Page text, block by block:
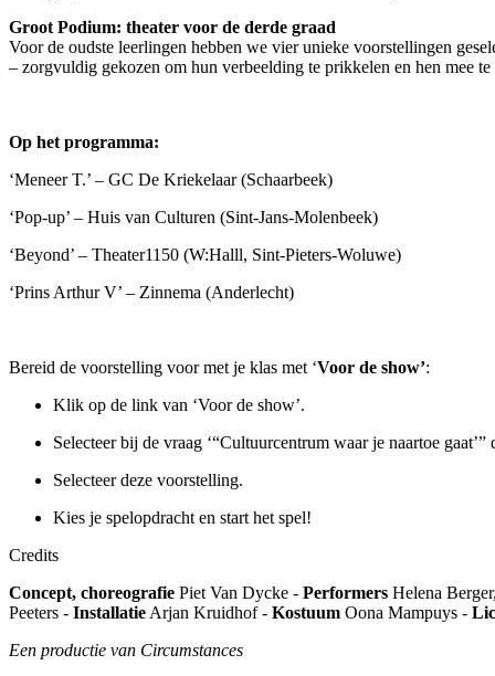
Groot Podium: theater voor de derde graad
Voor de oudste leerlingen hebben we vier unieke voorstellingen
– zorgvuldig gekozen om hun verbeelding te prikkelen en hen mee
Op het programma:
‘Meneer T.’ – GC De Kriekelaar (Schaarbeek)
‘Pop-up’ – Huis van Culturen (Sint-Jans-Molenbeek)
‘Beyond’ – Theater1150 (W:Halll, Sint-Pieters-Woluwe)
‘Prins Arthur V’ – Zinnema (Anderlecht)
Bereid de voorstelling voor met je klas met ‘Voor de show’:
Klik op de link van ‘Voor de show’.
Selecteer bij de vraag ‘“Cultuurcentrum waar je naartoe gaat’”
Selecteer deze voorstelling.
Kies je spelopdracht en start het spel!
Credits
Concept, choreografie Piet Van Dycke - Performers Helena
Peeters - Installatie Arjan Kruidhof - Kostuum Oona Mampuys -
Een productie van Circumstances